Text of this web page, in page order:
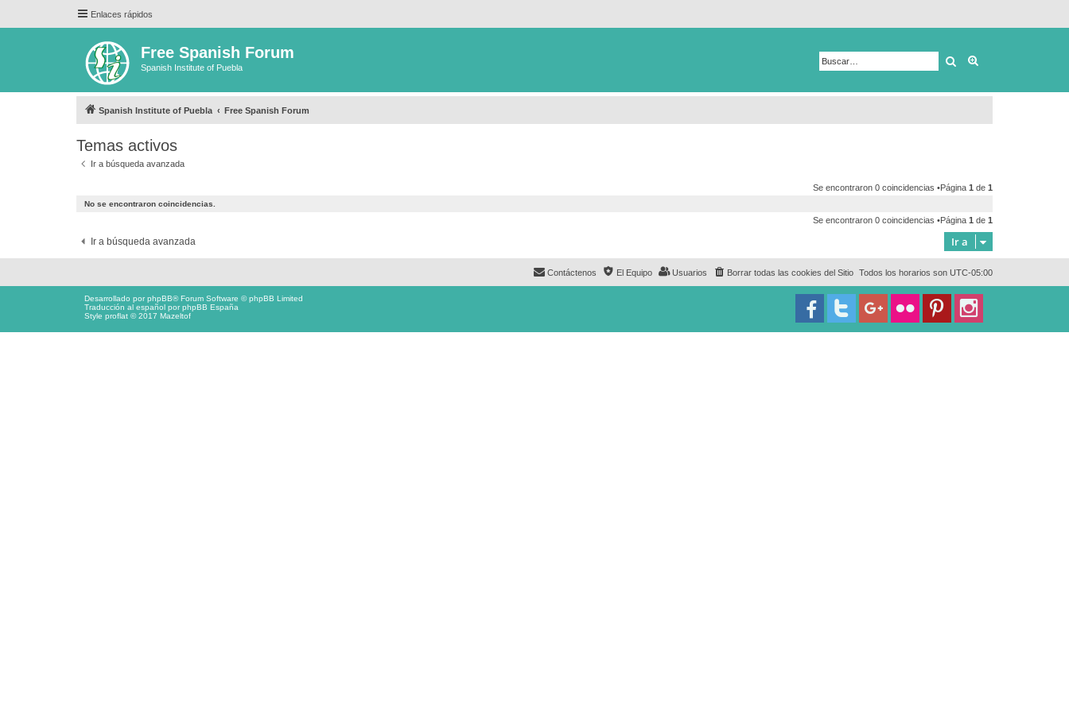
Enlaces rápidos
Free Spanish Forum
Spanish Institute of Puebla Buscar
Spanish Institute of Puebla Free Spanish Forum
Temas activos
Ir a búsqueda avanzada
Se encontraron 0 coincidencias •Página 1 de 1
No se encontraron coincidencias.
Se encontraron 0 coincidencias •Página 1 de 1
Ir a búsqueda avanzada Ir a
Todos los horarios son UTC-05:00
Borrar todas las cookies del Sitio
Usuarios
El Equipo
Contáctenos
Desarrollado porphpBB® Forum Software © phpBB Limited
Traducción al español porphpBB España
Style proflat © 2017 Mazeltof